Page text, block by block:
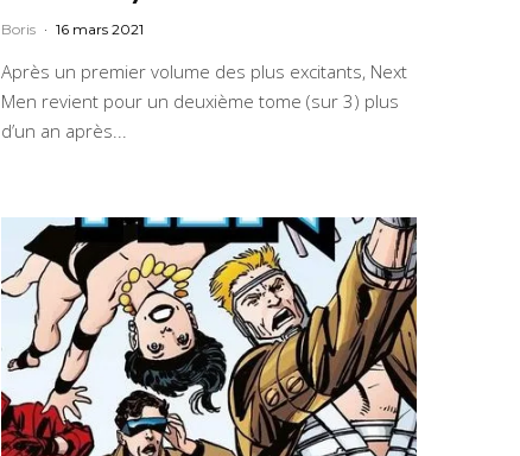
Boris · 16 mars 2021
Après un premier volume des plus excitants, Next
Men revient pour un deuxième tome (sur 3) plus
d’un an après...